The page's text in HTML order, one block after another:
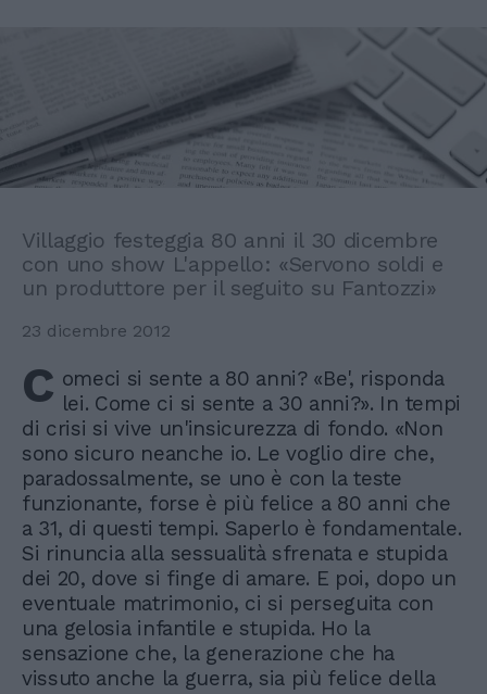
Villaggio festeggia 80 anni il 30 dicembre
con uno show L'appello: «Servono soldi e
un produttore per il seguito su Fantozzi»
23 dicembre 2012
C omeci si sente a 80 anni? «Be', risponda
lei. Come ci si sente a 30 anni?». In tempi
di crisi si vive un'insicurezza di fondo. «Non
sono sicuro neanche io. Le voglio dire che,
paradossalmente, se uno è con la teste
funzionante, forse è più felice a 80 anni che
a 31, di questi tempi. Saperlo è fondamentale.
Si rinuncia alla sessualità sfrenata e stupida
dei 20, dove si finge di amare. E poi, dopo un
eventuale matrimonio, ci si perseguita con
una gelosia infantile e stupida. Ho la
sensazione che, la generazione che ha
vissuto anche la guerra, sia più felice della